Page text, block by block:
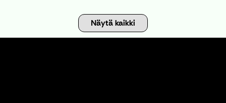
Näytä kaikki